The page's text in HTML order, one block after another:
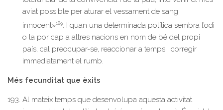
aviat possible per aturar el vessament de sang
innocent»189. I quan una determinada política sembra l’odi
o la por cap a altres nacions en nom de bé del propi
país, cal preocupar-se, reaccionar a temps i corregir
immediatament el rumb.
Més fecunditat que èxits
Al mateix temps que desenvolupa aquesta activitat